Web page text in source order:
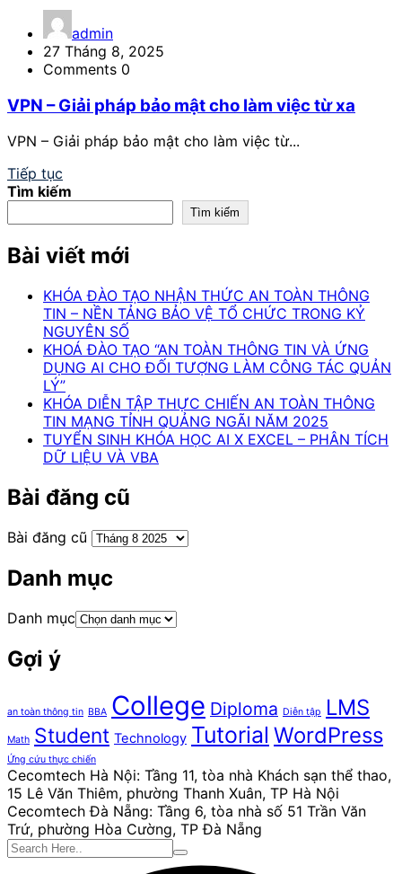
admin
27 Tháng 8, 2025
Comments 0
VPN – Giải pháp bảo mật cho làm việc từ xa
VPN – Giải pháp bảo mật cho làm việc từ...
Tiếp tục
Tìm kiếm
Tìm kiếm
Bài viết mới
KHÓA ĐÀO TẠO NHẬN THỨC AN TOÀN THÔNG
TIN – NỀN TẢNG BẢO VỆ TỔ CHỨC TRONG KỶ
NGUYÊN SỐ
KHOÁ ĐÀO TẠO “AN TOÀN THÔNG TIN VÀ ỨNG
DỤNG AI CHO ĐỐI TƯỢNG LÀM CÔNG TÁC QUẢN
LÝ”
KHÓA DIỄN TẬP THỰC CHIẾN AN TOÀN THÔNG
TIN MẠNG TỈNH QUẢNG NGÃI NĂM 2025
TUYỂN SINH KHÓA HỌC AI X EXCEL – PHÂN TÍCH
DỮ LIỆU VÀ VBA
Bài đăng cũ
Bài đăng cũ
Danh mục
Danh mục
Gợi ý
an toàn thông tin BBA College Diploma Diễn tập LMS
Math Student Technology Tutorial WordPress
Ứng cứu thực chiến
Cecomtech Hà Nội: Tầng 11, tòa nhà Khách sạn thể thao,
15 Lê Văn Thiêm, phường Thanh Xuân, TP Hà Nội
Cecomtech Đà Nẵng: Tầng 6, tòa nhà số 51 Trần Văn
Trứ, phường Hòa Cường, TP Đà Nẵng